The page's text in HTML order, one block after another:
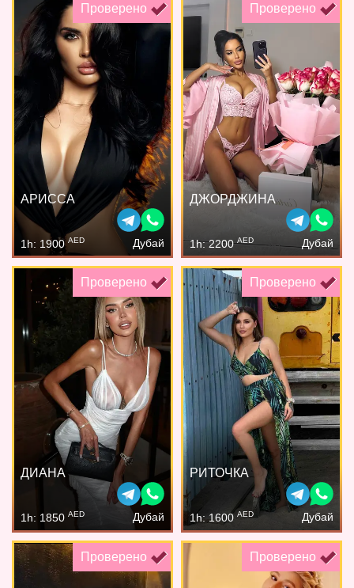
Проверено
АРИССА
1h: 1900 AED Дубай
Проверено
ДЖОРДЖИНА
1h: 2200AED Дубай
Проверено
ДИАНА
1h: 1850 AED Дубай
Проверено
РИТОЧКА
1h: 1600 AED Дубай
Проверено Проверено